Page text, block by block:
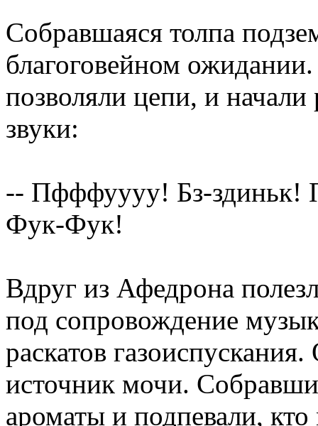
Собравшаяся толпа
благоговейном
позволяли цепи, и
звуки:
-- Пфффуууу! Бз-
Фук-Фук!
Вдруг из Афедрона
под сопровождение
раскатов
источник мочи.
ароматы и подпевали,